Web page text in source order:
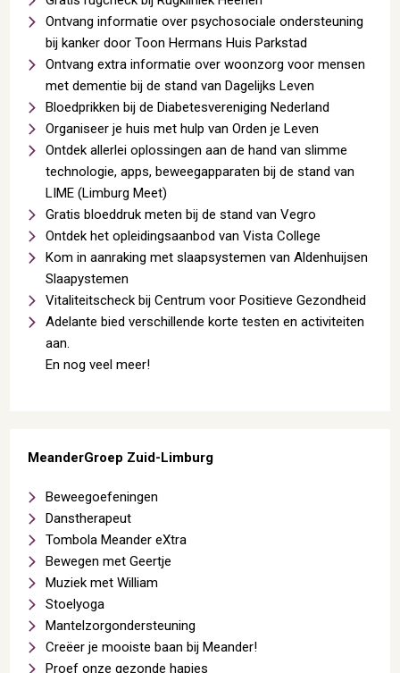
Ontvang informatie over psychosociale ondersteuning
bij kanker door Toon Hermans Huis Parkstad
Ontvang extra informatie over woonzorg voor mensen
met dementie bij de stand van Dagelijks Leven
Bloedprikken bij de Diabetesvereniging Nederland
Organiseer je huis met hulp van Orden je Leven
Ontdek allerlei oplossingen aan de hand van slimme
technologie, apps, beweegapparaten bij de stand van
LIME (Limburg Meet)
Gratis bloeddruk meten bij de stand van Vegro
Ontdek het opleidingsaanbod van Vista College
Kom in aanraking met slaapsystemen van Aldenhuijsen
Slaapystemen
Vitaliteitscheck bij Centrum voor Positieve Gezondheid
Adelante bied verschillende korte testen en activiteiten
aan.
En nog veel meer!
MeanderGroep Zuid-Limburg
Beweegoefeningen
Danstherapeut
Tombola Meander eXtra
Bewegen met Geertje
Muziek met William
Stoelyoga
Mantelzorgondersteuning
Creëer je mooiste baan bij Meander!
Proef onze gezonde hapjes